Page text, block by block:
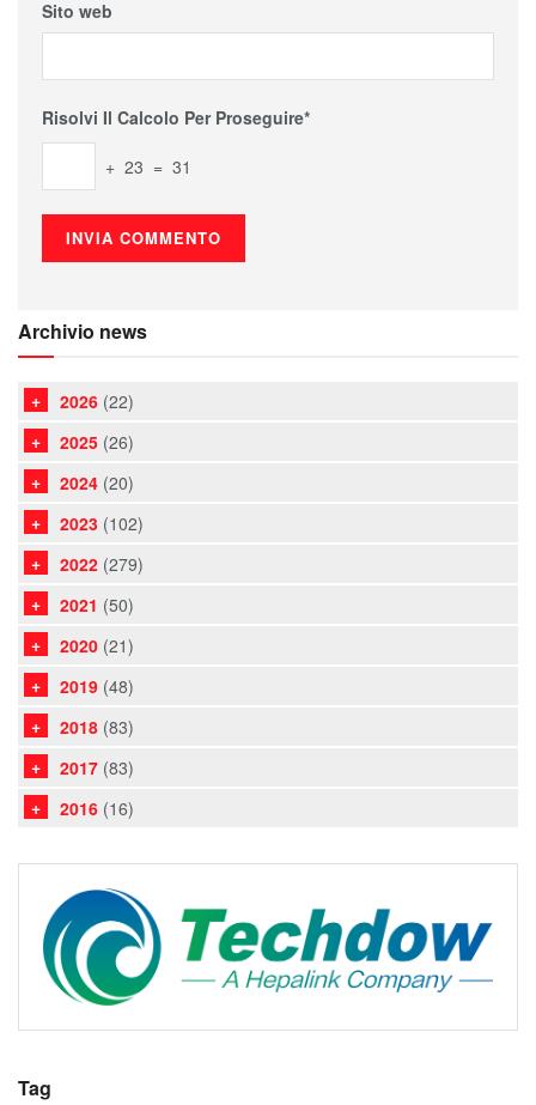
Sito web
Risolvi Il Calcolo Per Proseguire*
+ 23 = 31
Archivio news
2026 (22)
2025 (26)
2024 (20)
2023 (102)
2022 (279)
2021 (50)
2020 (21)
2019 (48)
2018 (83)
2017 (83)
2016 (16)
Tag